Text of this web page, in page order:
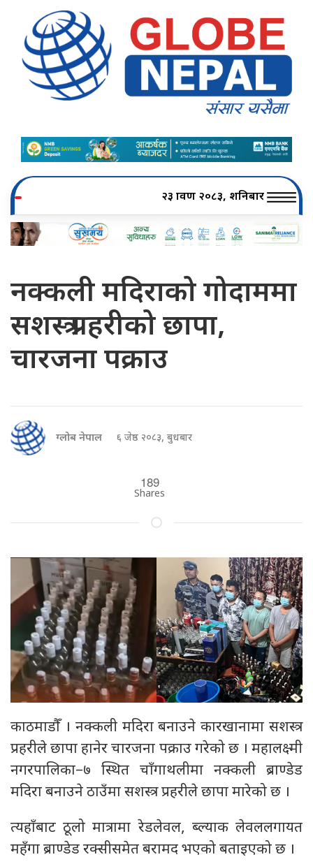
२३ श्रावण २०८३, शनिबार
नक्कली मदिराको गोदाममा
सशस्त्र प्रहरीको छापा,
चारजना पक्राउ
ग्लोब नेपाल ६ जेष्ठ २०८३, बुधबार
189
Shares
काठमाडौँ । नक्कली मदिरा बनाउने कारखानामा सशस्त्र
प्रहरीले छापा हानेर चारजना पक्राउ गरेको छ । महालक्ष्मी
नगरपालिका–७ स्थित चाँगाथलीमा नक्कली ब्राण्डेड
मदिरा बनाउने ठाउँमा सशस्त्र प्रहरीले छापा मारेको छ ।
त्यहाँबाट ठूलो मात्रामा रेडलेवल, ब्ल्याक लेवललगायत
महँगा ब्राण्डेड रक्सीसमेत बरामद भएको बताइएको छ ।